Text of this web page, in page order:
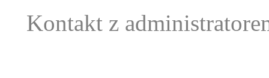
Kontakt z